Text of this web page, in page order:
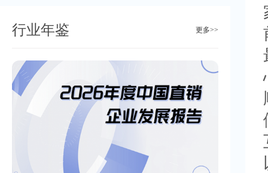
行业年鉴 更多>>